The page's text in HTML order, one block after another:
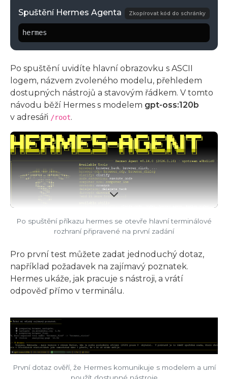
Spuštění Hermes Agenta Zkopírovat kód do schránky
hermes
Po spuštění uvidíte hlavní obrazovku s ASCII
logem, názvem zvoleného modelu, přehledem
dostupných nástrojů a stavovým řádkem. V tomto
návodu běží Hermes s modelem gpt-oss:120b
v adresáři /root.
Po spuštění příkazu hermes se otevře hlavní terminálové
rozhraní připravené na první zadání
Pro první test můžete zadat jednoduchý dotaz,
například požadavek na zajímavý poznatek.
Hermes ukáže, jak pracuje s nástroji, a vrátí
odpověď přímo v terminálu.
První dotaz ověří, že Hermes komunikuje s modelem a umí
použít dostupné nástroje